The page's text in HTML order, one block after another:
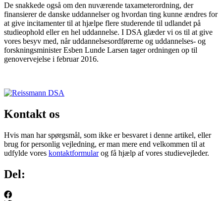
De snakkede også om den nuværende taxameterordning, der
finansierer de danske uddannelser og hvordan ting kunne ændres for
at give incitamenter til at hjælpe flere studerende til udlandet på
studieophold eller en hel uddannelse. I DSA glæder vi os til at give
vores besyv med, når uddannelsesordførerne og uddannelses- og
forskningsminister Esben Lunde Larsen tager ordningen op til
genovervejelse i februar 2016.
Kontakt os
Hvis man har spørgsmål, som ikke er besvaret i denne artikel, eller
brug for personlig vejledning, er man mere end velkommen til at
udfylde vores kontaktformularog få hjælp af vores studievejleder.
Del: